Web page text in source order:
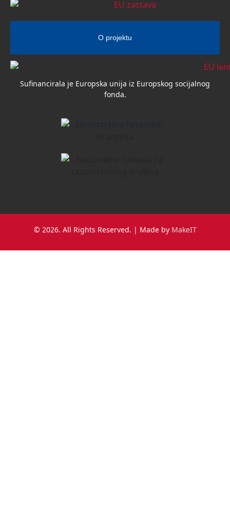
O projektu
Sufinancirala je Europska unija iz Europskog socijalnog
fonda.
© 2026. All Rights Reserved. | Made by MakeIT